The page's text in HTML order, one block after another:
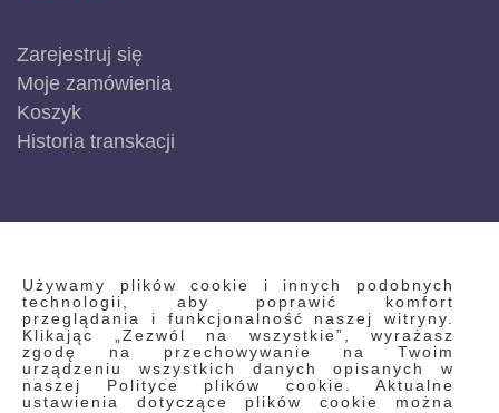
Używamy plików cookie i innych podobnych
technologii, aby poprawić komfort
przeglądania i funkcjonalność naszej witryny.
Klikając „Zezwól na wszystkie”, wyrażasz
zgodę na przechowywanie na Twoim
urządzeniu wszystkich danych opisanych w
naszej Polityce plików cookie. Aktualne
ustawienia dotyczące plików cookie można
Zarejestruj się
Moje zamówienia
Koszyk
Historia transkacji
INFORMACJE
Regulamin
Polityka prywatności i pliki cookie